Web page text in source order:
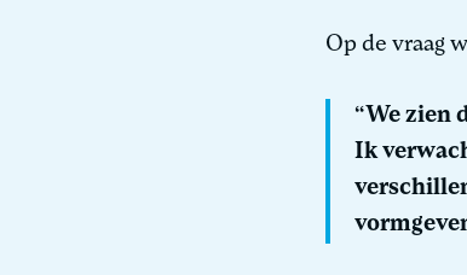
Op de vraag
“We zien
Ik